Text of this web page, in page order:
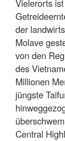
Vielerorts
der
Molave
von den
des
Millionen
jüngste
Central